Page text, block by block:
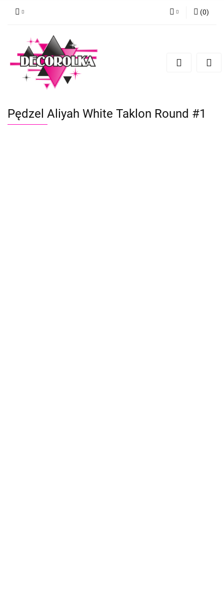
Dodaj zgłoszenie
(0)
Pędzel Aliyah White Taklon Round #1